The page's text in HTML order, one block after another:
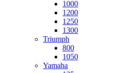
1000
1200
1250
1300
Triumph
800
1050
Yamaha